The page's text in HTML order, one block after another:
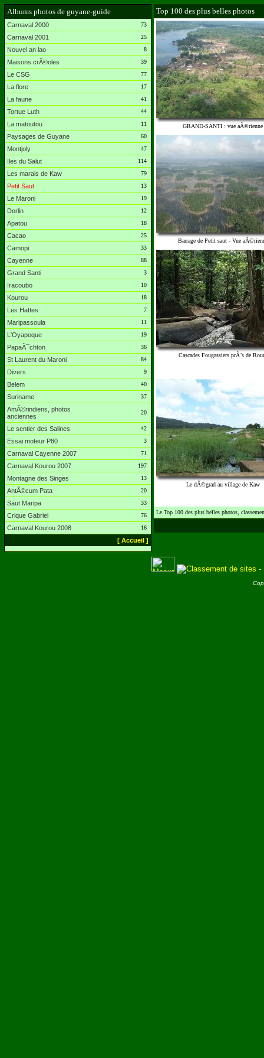
Albums photos de guyane-guide
Carnaval 2000 73
Carnaval 2001 25
Nouvel an lao 8
Maisons crÃ©oles 39
Le CSG 77
La flore 17
La faune 41
Tortue Luth 44
La matoutou 11
Paysages de Guyane 60
Montjoly 47
Iles du Salut 114
Les marais de Kaw 79
Petit Saut 13
Le Maroni 19
Dorlin 12
Apatou 18
Cacao 25
Camopi 33
Cayenne 88
Grand Santi 3
Iracoubo 10
Kourou 18
Les Hattes 7
Maripassoula 11
L'Oyapoque 19
PapaÃ¯chton 36
St Laurent du Maroni 84
Divers 9
Belem 40
Suriname 37
AmÃ©rindiens, photos
anciennes
20
Le sentier des Salines 42
Essai moteur P80 3
Carnaval Cayenne 2007 71
Carnaval Kourou 2007 197
Montagne des Singes 13
AntÃ©cum Pata 20
Saut Maripa 33
Crique Gabriel 76
Carnaval Kourou 2008 16
[ Accueil ]
Top 100 des plus belles photos
GRAND-SANTI : vue aÃ©rienne
Barrage de Petit saut - Vue
Cascades Fougassiers prÃ¨s de
Le dÃ©grad au village de Kaw
Le Top 100 des plus belles photos,